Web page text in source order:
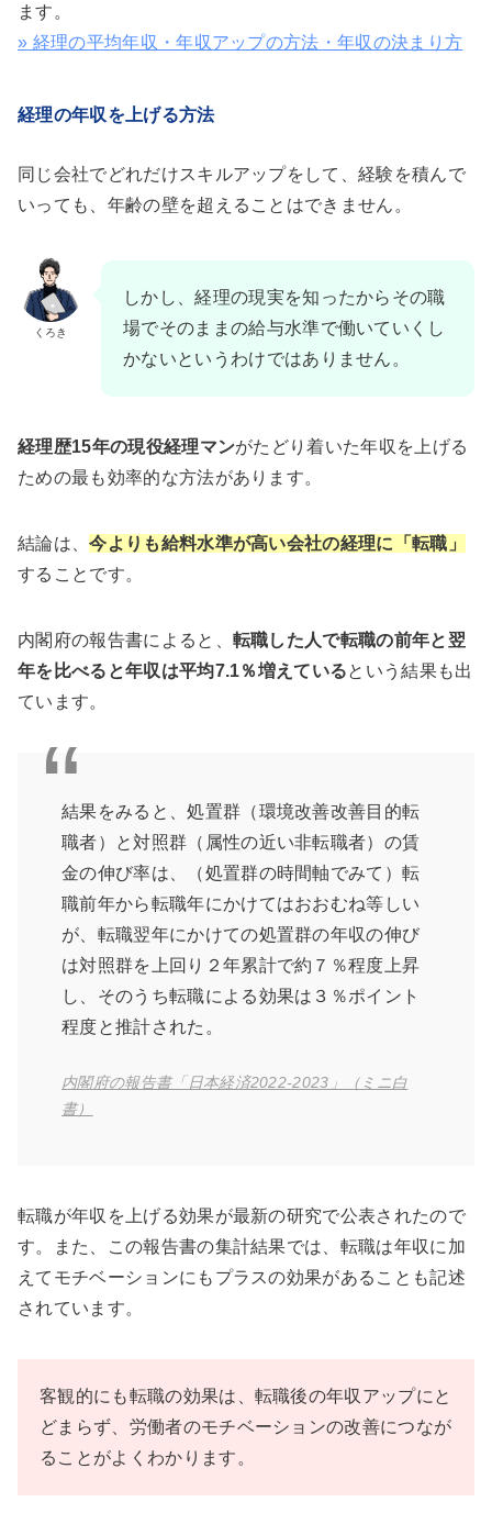
ます。
» 経理の平均年収・年収アップの方法・年収の決まり方
経理の年収を上げる方法
同じ会社でどれだけスキルアップをして、経験を積んで
いっても、年齢の壁を超えることはできません。
くろき
しかし、経理の現実を知ったからその職
場でそのままの給与水準で働いていくし
かないというわけではありません。
経理歴15年の現役経理マンがたどり着いた年収を上げる
ための最も効率的な方法があります。
結論は、今よりも給料水準が高い会社の経理に「転職」
することです。
内閣府の報告書によると、 転職した人で転職の前年と翌
年を比べると年収は平均7.1％増えているという結果も出
ています。
結果をみると、処置群（環境改善改善目的転
職者）と対照群（属性の近い非転職者）の賃
金の伸び率は、（処置群の時間軸でみて）転
職前年から転職年にかけてはおおむね等しい
が、転職翌年にかけての処置群の年収の伸び
は対照群を上回り２年累計で約７％程度上昇
し、そのうち転職による効果は３％ポイント
程度と推計された。
内閣府の報告書「日本経済2022-2023」（ミニ白
書）
転職が年収を上げる効果が最新の研究で公表されたので
す。また、この報告書の集計結果では、転職は年収に加
えてモチベーションにもプラスの効果があることも記述
されています。
客観的にも転職の効果は、転職後の年収アップにと
どまらず、労働者のモチベーションの改善につなが
ることがよくわかります。